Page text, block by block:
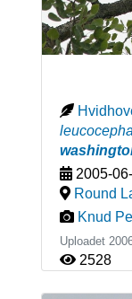
2005-
Round
Knud
Uploadet
2528